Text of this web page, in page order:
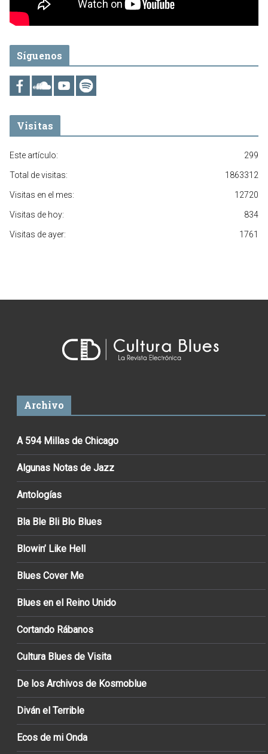
Síguenos
Visitas
299
Este artículo:
1863312
Total de visitas:
12720
Visitas en el mes:
834
Visitas de hoy:
1761
Visitas de ayer:
Archivo
A 594 Millas de Chicago
Algunas Notas de Jazz
Antologías
Bla Ble Bli Blo Blues
Blowin’ Like Hell
Blues Cover Me
Blues en el Reino Unido
Cortando Rábanos
Cultura Blues de Visita
De los Archivos de Kosmoblue
Diván el Terrible
Ecos de mi Onda